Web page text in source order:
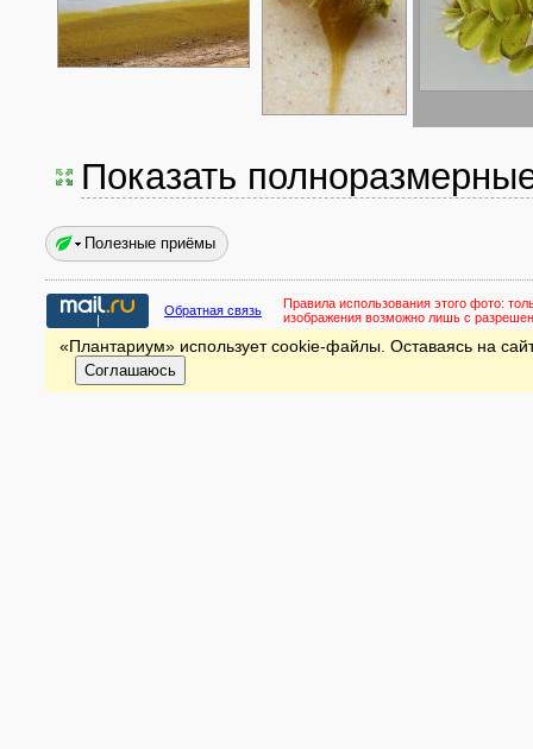
Показать
Полезные приёмы
Обратная связь Правила использования этого фото:
изображения возможно лишь с
«Плантариум» использует cookie-файлы. Оставаясь на
Соглашаюсь